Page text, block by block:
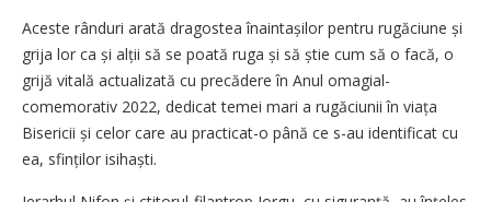
Aceste rânduri arată dragostea înaintașilor pentru rugăciune și
grija lor ca și alții să se poată ru­ga și să știe cum să o facă, o
gri­jă vitală actualizată cu precădere în Anul omagial-
comemorativ 2022, dedicat temei mari a rugăciunii în viața
Bisericii și celor care au practicat-o până ce s-au identificat cu
ea, sfinților isihaști.